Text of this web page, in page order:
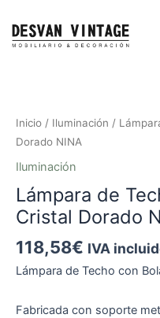
contenido
Inicio / Iluminación /
Dorado NINA
Iluminación
Lámpara de
Cristal Dorado
118,58€ IVA
Lámpara de Techo con
Fabricada con soporte
Techo
con
de
Cristal
Dorado
cantidad